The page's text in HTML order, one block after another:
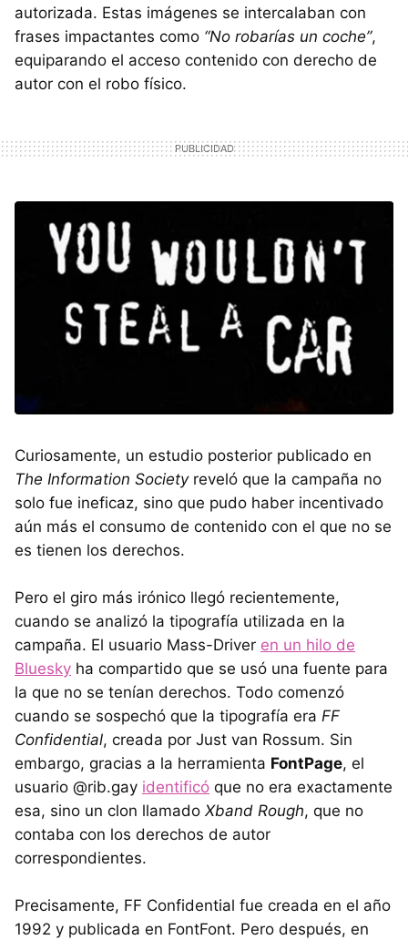
autorizada. Estas imágenes se intercalaban con
frases impactantes como “No robarías un coche”,
equiparando el acceso contenido con derecho de
autor con el robo físico.
Curiosamente, un estudio posterior publicado en
The Information Societyreveló que la campaña no
solo fue ineficaz, sino que pudo haber incentivado
aún más el consumo de contenido con el que no se
es tienen los derechos.
Pero el giro más irónico llegó recientemente,
cuando se analizó la tipografía utilizada en la
campaña. El usuario Mass-Driver en un hilo de
Bluesky ha compartido que se usó una fuente para
la que no se tenían derechos. Todo comenzó
cuando se sospechó que la tipografía era FF
Confidential, creada por Just van Rossum. Sin
embargo, gracias a la herramienta FontPage, el
usuario @rib.gay identificó que no era exactamente
esa, sino un clon llamado Xband Rough, que no
contaba con los derechos de autor
correspondientes.
Precisamente, FF Confidential fue creada en el año
1992 y publicada en FontFont. Pero después, en